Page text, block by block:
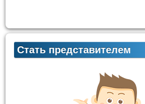
Стать представителем